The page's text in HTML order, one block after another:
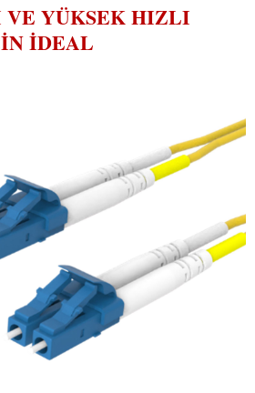
YÜKSEK HIZLI
İDEAL